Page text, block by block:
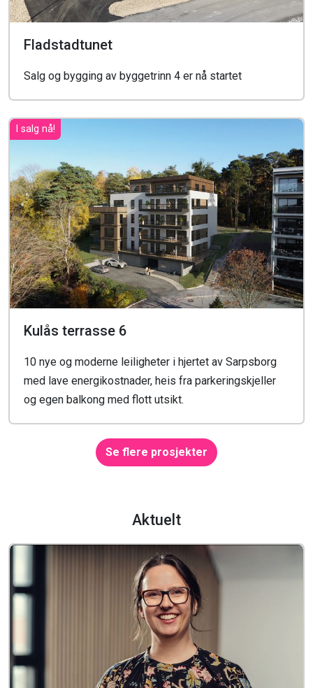
Fladstadtunet
Salg og bygging av byggetrinn 4 er nå startet
I salg nå!
Kulås terrasse 6
10 nye og moderne leiligheter i hjertet av Sarpsborg
med lave energikostnader, heis fra parkeringskjeller
og egen balkong med flott utsikt.
Se flere prosjekter
Aktuelt